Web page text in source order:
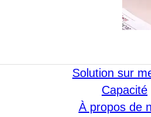
Solution sur
Capacité
À propos de